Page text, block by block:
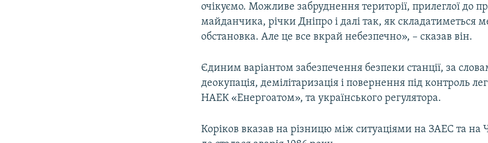
очікуємо. Можливе забруднення території, прилеглої до
майданчика, річки Дніпро і далі так, як складатиметься
обстановка. Але це все вкрай небезпечно», – сказав він.
Єдиним варіантом забезпечення безпеки станції, за
деокупація, демілітаризація і повернення під контроль
НАЕК «Енергоатом», та українського регулятора.
Коріков вказав на різницю між ситуаціями на ЗАЕС та на